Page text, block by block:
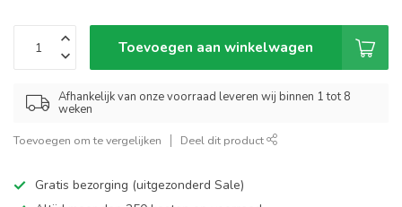
Toevoegen aan winkelwagen
Afhankelijk van onze voorraad leveren wij binnen 1 tot 8
weken
Toevoegen om te vergelijken Deel dit product
Gratis bezorging (uitgezonderd Sale)